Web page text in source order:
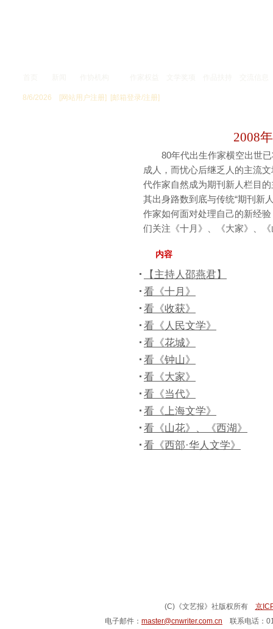
8/6/2026 [网站用户注册] [邮箱登录/注册]
2008
80年代出生作家横空出世已
成人，而忧心后继乏人的主流
代作家自然成为期刊新人栏目
其出身路数到底与传统“期刊新
作家如何面对处理自己的新经
们关注《十月》、《大家》、
内容
【主持人邵燕君】
看《十月》
看《收获》
看《人民文学》
看《花城》
看《钟山》
看《大家》
看《当代》
看《上海文学》
看《山花》、《西湖》
看《西部·华人文学》
(C)《文艺报》社版权所有 京
电子邮件： master@cnwriter.com.cn 联系电话：